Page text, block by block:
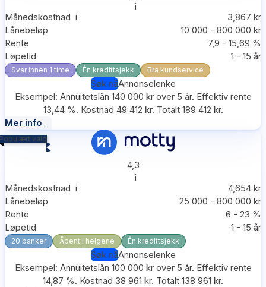
i
Månedskostnad i
3,867 kr
Lånebeløp
10 000 - 800 000 kr
Rente
7,9 - 15,69 %
Løpetid
1 - 15 år
Svar innen 1 time Én kredittsjekk Bra kundservice
Søk nåAnnonselenke
Eksempel: Annuitetslån 140 000 kr over 5 år. Effektiv rente
13,44 %. Kostnad 49 412 kr. Totalt 189 412 kr.
Mer info
valg
4,3
i
Månedskostnad i
4,654 kr
Lånebeløp
25 000 - 800 000 kr
Rente
6 - 23 %
Løpetid
1 - 15 år
20 banker Åpent i helgene Én kredittsjekk
Søk nåAnnonselenke
Eksempel: Annuitetslån 100 000 kr over 5 år. Effektiv rente
14,87 %. Kostnad 38 961 kr. Totalt 138 961 kr.